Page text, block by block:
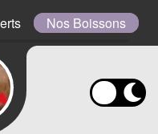
Nos Boissons